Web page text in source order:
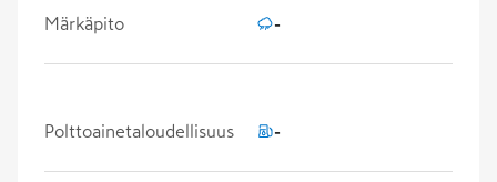
Märkäpito -
Polttoainetaloudellisuus -